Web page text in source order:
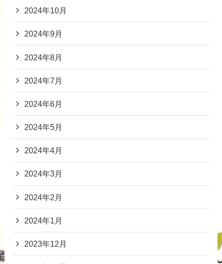
2024年10月
2024年9月
2024年8月
2024年7月
2024年6月
2024年5月
2024年4月
2024年3月
2024年2月
2024年1月
2023年12月